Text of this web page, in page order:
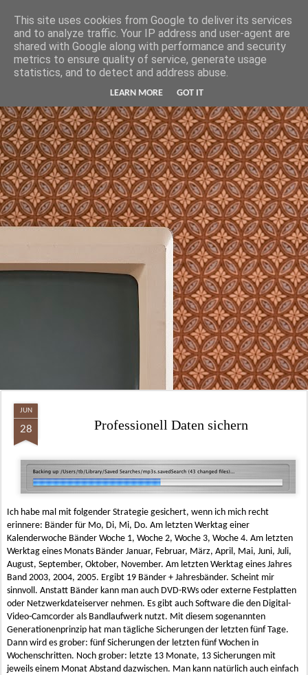
This site uses cookies from Google to deliver its services
and to analyze traffic. Your IP address and user-agent are
shared with Google along with performance and security
metrics to ensure quality of service, generate usage
statistics, and to detect and address abuse.
LEARN MORE GOT IT
Hunter Jerusalem Journal
JUN
28 Professionell Daten sichern
Ich habe mal mit folgender Strategie gesichert, wenn ich mich recht
erinnere: Bänder für Mo, Di, Mi, Do. Am letzten Werktag einer
Kalenderwoche Bänder Woche 1, Woche 2, Woche 3, Woche 4. Am letzten
Werktag eines Monats Bänder Januar, Februar, März, April, Mai, Juni, Juli,
August, September, Oktober, November. Am letzten Werktag eines Jahres
Band 2003, 2004, 2005. Ergibt 19 Bänder + Jahresbänder. Scheint mir
sinnvoll. Anstatt Bänder kann man auch DVD-RWs oder externe Festplatten
oder Netzwerkdateiserver nehmen. Es gibt auch Software die den Digital-
Video-Camcorder als Bandlaufwerk nutzt. Mit diesem sogenannten
Generationenprinzip hat man tägliche Sicherungen der letzten fünf Tage.
Dann wird es grober: fünf Sicherungen der letzten fünf Wochen in
Wochenschritten. Noch grober: letzte 13 Monate, 13 Sicherungen mit
jeweils einem Monat Abstand dazwischen. Man kann natürlich auch einfach